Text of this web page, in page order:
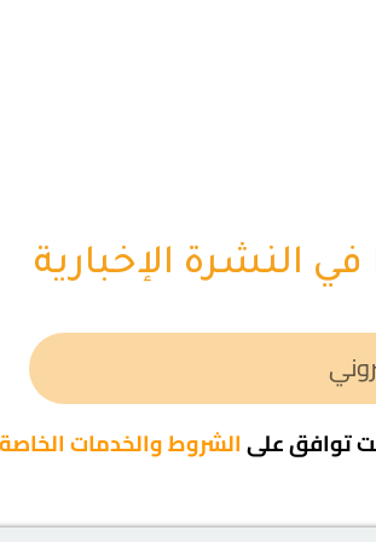
النشرة الإخبارية
توافق علىالشروط والخدمات الخاصة